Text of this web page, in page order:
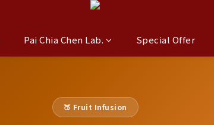
Pai Chia Chen Lab. Special Offer
🍑 Fruit Infusion